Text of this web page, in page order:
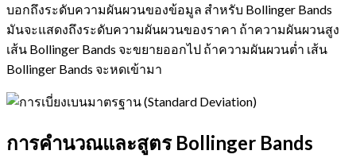
บอกถึงระดับความผันผวนของข้อมูล สำหรับ Bollinger Bands
มันจะแสดงถึงระดับความผันผวนของราคา ถ้าความผันผวนสูง
เส้น Bollinger Bands จะขยายออกไป ถ้าความผันผวนต่ำ เส้น
Bollinger Bands จะหดเข้ามา
การคำนวณและสูตร Bollinger Bands